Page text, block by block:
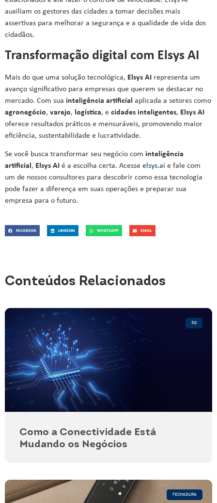
auxiliam os gestores das cidades a tomar decisões mais
assertivas para melhorar a segurança e a qualidade de vida dos
cidadãos.
Transformação digital com Elsys AI
Mais do que uma solução tecnológica, Elsys AI representa um
avanço significativo para empresas que querem se destacar no
mercado. Com sua inteligência artificial aplicada a setores como
agronegócio, varejo, logística, e cidades inteligentes, Elsys AI
oferece resultados práticos e mensuráveis, promovendo maior
eficiência, sustentabilidade e lucratividade.
Se você busca transformar seu negócio com inteligência
artificial , Elsys AI é a escolha certa. Acesse elsys.ai e fale com
um de nossos consultores para descobrir como essa tecnologia
pode fazer a diferença em suas operações e preparar sua
empresa para o futuro.
FACEBOOK LINKEDIN WHATSAPP EMAIL
Conteúdos Relacionados
5G
Como a Conectividade Está
Mudando os Negócios
FECHADURA